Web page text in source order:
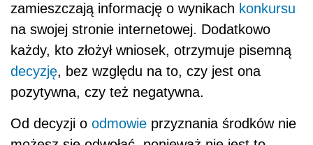
zamieszczają informację o wynikach konkursu
na swojej stronie internetowej. Dodatkowo
każdy, kto złożył wniosek, otrzymuje pisemną
decyzję, bez względu na to, czy jest ona
pozytywna, czy też negatywna.
Od decyzji o odmowie przyznania środków nie